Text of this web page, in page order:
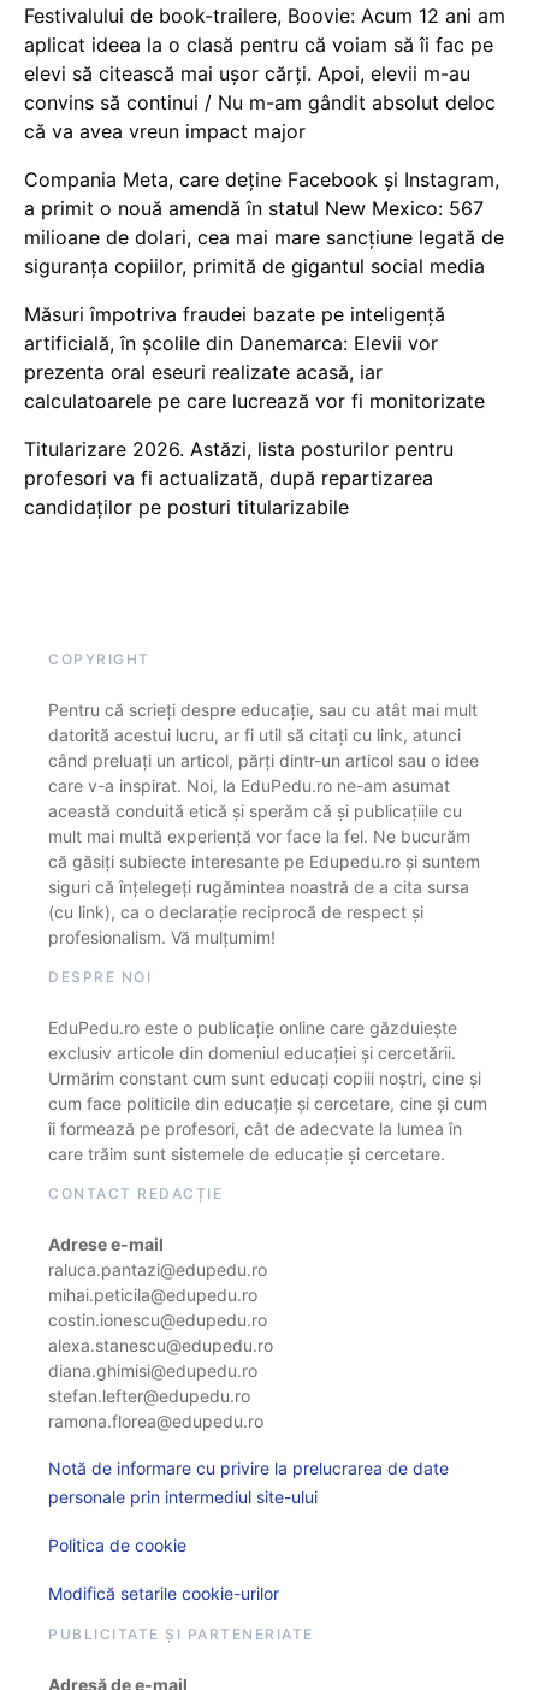
Festivalului de book-trailere, Boovie: Acum 12 ani am
aplicat ideea la o clasă pentru că voiam să îi fac pe
elevi să citească mai ușor cărți. Apoi, elevii m-au
convins să continui / Nu m-am gândit absolut deloc
că va avea vreun impact major
Compania Meta, care deține Facebook și Instagram,
a primit o nouă amendă în statul New Mexico: 567
milioane de dolari, cea mai mare sancțiune legată de
siguranța copiilor, primită de gigantul social media
Măsuri împotriva fraudei bazate pe inteligență
artificială, în școlile din Danemarca: Elevii vor
prezenta oral eseuri realizate acasă, iar
calculatoarele pe care lucrează vor fi monitorizate
Titularizare 2026. Astăzi, lista posturilor pentru
profesori va fi actualizată, după repartizarea
candidaților pe posturi titularizabile
COPYRIGHT
Pentru că scrieți despre educație, sau cu atât mai mult
datorită acestui lucru, ar fi util să citați cu link, atunci
când preluați un articol, părți dintr-un articol sau o idee
care v-a inspirat. Noi, la EduPedu.ro ne-am asumat
această conduită etică și sperăm că și publicațiile cu
mult mai multă experiență vor face la fel. Ne bucurăm
că găsiți subiecte interesante pe Edupedu.ro și suntem
siguri că înțelegeți rugămintea noastră de a cita sursa
(cu link), ca o declarație reciprocă de respect și
profesionalism. Vă mulțumim!
DESPRE NOI
EduPedu.ro este o publicație online care găzduiește
exclusiv articole din domeniul educației și cercetării.
Urmărim constant cum sunt educați copiii noștri, cine și
cum face politicile din educație și cercetare, cine și cum
îi formează pe profesori, cât de adecvate la lumea în
care trăim sunt sistemele de educație și cercetare.
CONTACT REDACȚIE
Adrese e-mail
raluca.pantazi@edupedu.ro
mihai.peticila@edupedu.ro
costin.ionescu@edupedu.ro
alexa.stanescu@edupedu.ro
diana.ghimisi@edupedu.ro
stefan.lefter@edupedu.ro
ramona.florea@edupedu.ro
Notă de informare cu privire la prelucrarea de date
personale prin intermediul site-ului
Politica de cookie
Modifică setarile cookie-urilor
PUBLICITATE ȘI PARTENERIATE
Adresă de e-mail